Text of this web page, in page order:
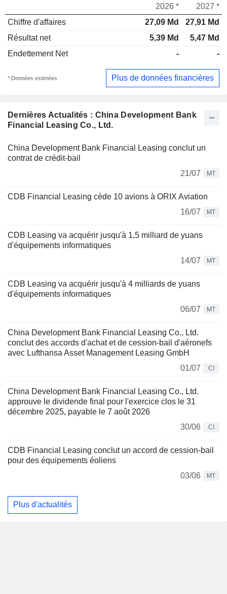
Dernières Actualités : China Development Bank
Financial Leasing Co., Ltd.
China Development Bank Financial Leasing conclut un
contrat de crédit-bail
21/07
MT
CDB Financial Leasing cède 10 avions à ORIX Aviation
16/07
MT
CDB Leasing va acquérir jusqu'à 1,5 milliard de yuans
d'équipements informatiques
14/07
MT
CDB Leasing va acquérir jusqu'à 4 milliards de yuans
d'équipements informatiques
06/07
MT
China Development Bank Financial Leasing Co., Ltd.
conclut des accords d'achat et de cession-bail d'aéronefs
avec Lufthansa Asset Management Leasing GmbH
01/07
CI
China Development Bank Financial Leasing Co., Ltd.
approuve le dividende final pour l'exercice clos le 31
décembre 2025, payable le 7 août 2026
30/06
CI
CDB Financial Leasing conclut un accord de cession-bail
pour des équipements éoliens
03/06
MT
Plus d'actualités
2026 *
2027 *
Chiffre d'affaires
27,09 Md
27,91 Md
Résultat net
5,39 Md
5,47 Md
Endettement Net
- -
* Données estimées Plus de données financières